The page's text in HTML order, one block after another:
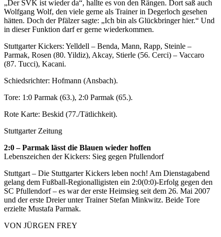
„Der SVK ist wieder da“, hallte es von den Rängen. Dort saß auch
Wolfgang Wolf, den viele gerne als Trainer in Degerloch gesehen
hätten. Doch der Pfälzer sagte: „Ich bin als Glückbringer hier.“ Und
in dieser Funktion darf er gerne wiederkommen.
Stuttgarter Kickers: Yelldell – Benda, Mann, Rapp, Steinle –
Parmak, Rosen (80. Yildiz), Akcay, Stierle (56. Cerci) – Vaccaro
(87. Tucci), Kacani.
Schiedsrichter: Hofmann (Ansbach).
Tore: 1:0 Parmak (63.), 2:0 Parmak (65.).
Rote Karte: Beskid (77./Tätlichkeit).
Stuttgarter Zeitung
2:0 – Parmak lässt die Blauen wieder hoffen
Lebenszeichen der Kickers: Sieg gegen Pfullendorf
Stuttgart – Die Stuttgarter Kickers leben noch! Am Dienstagabend
gelang dem Fußball-Regionalligisten ein 2:0(0:0)-Erfolg gegen den
SC Pfullendorf – es war der erste Heimsieg seit dem 26. Mai 2007
und der erste Dreier unter Trainer Stefan Minkwitz. Beide Tore
erzielte Mustafa Parmak.
VON JÜRGEN FREY